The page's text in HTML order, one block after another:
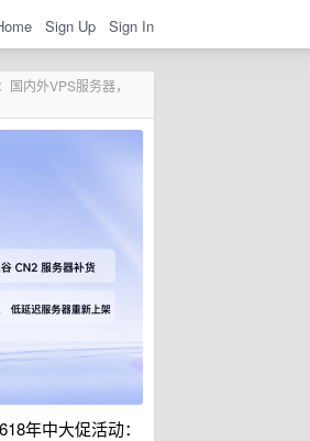
Sign Up Sign In
内外VPS服务器，
年中大促活动：